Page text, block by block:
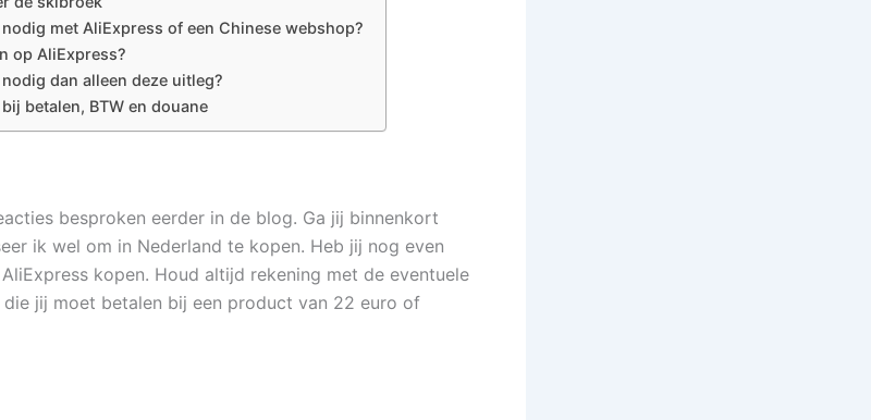
met AliExpress of een Chinese webshop?
op AliExpress?
dan alleen deze uitleg?
betalen, BTW en douane
besproken eerder in de blog. Ga jij binnenkort
ik wel om in Nederland te kopen. Heb jij nog even
kopen. Houd altijd rekening met de eventuele
die jij moet betalen bij een product van 22 euro of